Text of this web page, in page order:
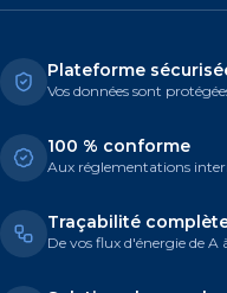
Plateforme
Vos données sont
100 % conforme
Aux réglementations
Traçabilité
De vos flux d'énergie de A